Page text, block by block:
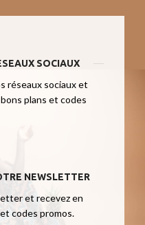
SOCIAUX
réseaux sociaux et
plans et codes
NEWSLETTER
et recevez en
codes promos.